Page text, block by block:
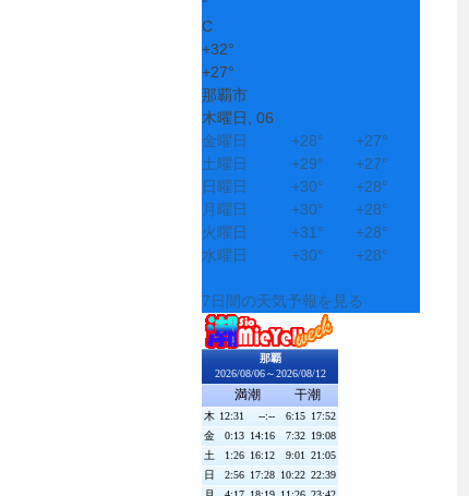
C
+32°
+27°
那覇市
木曜日, 06
金曜日
+28° +27°
土曜日
+29° +27°
日曜日
+30° +28°
月曜日
+30° +28°
火曜日
+31° +28°
水曜日
+30° +28°
7日間の天気予報を見る